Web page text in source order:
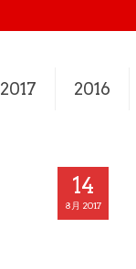
2017 2016
14
8月 2017